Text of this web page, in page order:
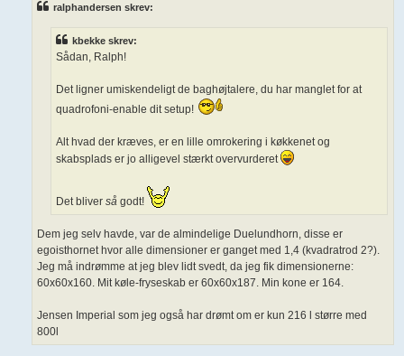
ralphandersen skrev:
kbekke skrev:
Sådan, Ralph!
Det ligner umiskendeligt de baghøjtalere, du har manglet for at
quadrofoni-enable dit setup!
Alt hvad der kræves, er en lille omrokering i køkkenet og
skabsplads er jo alligevel stærkt overvurderet
Det bliver så godt!
Dem jeg selv havde, var de almindelige Duelundhorn, disse er
egoisthornet hvor alle dimensioner er ganget med 1,4 (kvadratrod 2?).
Jeg må indrømme at jeg blev lidt svedt, da jeg fik dimensionerne:
60x60x160. Mit køle-fryseskab er 60x60x187. Min kone er 164.
Jensen Imperial som jeg også har drømt om er kun 216 l større med
800l